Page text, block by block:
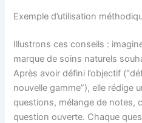
Exemple d’utilisation
Illustrons ces conseils :
marque de soins naturels
Après avoir défini l’objectif
nouvelle gamme”), elle rédige
questions, mélange de notes,
question ouverte. Chaque